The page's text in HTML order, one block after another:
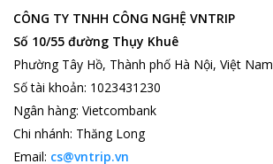
CÔNG TY TNHH CÔNG NGHỆ VNTRIP
Số 10/55 đường Thụy Khuê
Phường Tây Hồ, Thành phố Hà Nội, Việt Nam
Số tài khoản: 1023431230
Ngân hàng: Vietcombank
Chi nhánh: Thăng Long
Email: cs@vntrip.vn